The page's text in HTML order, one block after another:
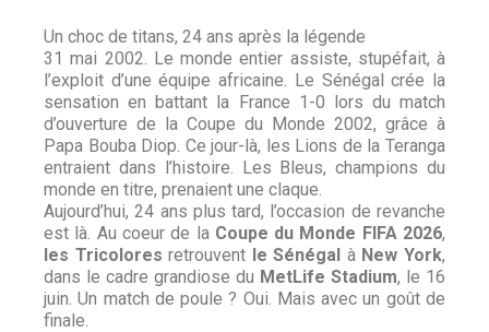
Un choc de titans, 24 ans après la légende
31 mai 2002. Le monde entier assiste, stupéfait, à
l’exploit d’une équipe africaine. Le Sénégal crée la
sensation en battant la France 1-0 lors du match
d’ouverture de la Coupe du Monde 2002, grâce à
Papa Bouba Diop. Ce jour-là, les Lions de la Teranga
entraient dans l’histoire. Les Bleus, champions du
monde en titre, prenaient une claque.
Aujourd’hui, 24 ans plus tard, l’occasion de revanche
est là. Au coeur de la Coupe du Monde FIFA 2026,
les Tricolores retrouvent le Sénégal à New York,
dans le cadre grandiose du MetLife Stadium, le 16
juin. Un match de poule ? Oui. Mais avec un goût de
finale.